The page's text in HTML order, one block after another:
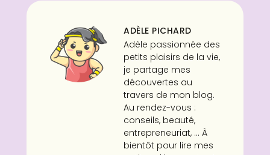
ADÈLE PICHARD
Adèle passionnée des
petits plaisirs de la vie,
je partage mes
découvertes au
travers de mon blog.
Au rendez-vous :
conseils, beauté,
entrepreneuriat, ... À
bientôt pour lire mes